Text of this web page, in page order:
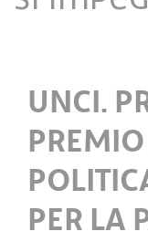
UNCI.
PER LA